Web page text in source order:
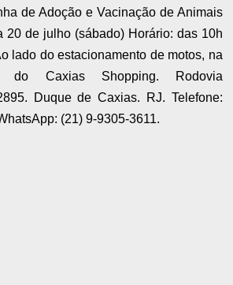
de Adoção e Vacinação de Animais
20 de julho (sábado) Horário: das 10h
lado do estacionamento de motos, na
do Caxias Shopping. Rodovia
Duque de Caxias. RJ. Telefone:
(21) 9-9305-3611.